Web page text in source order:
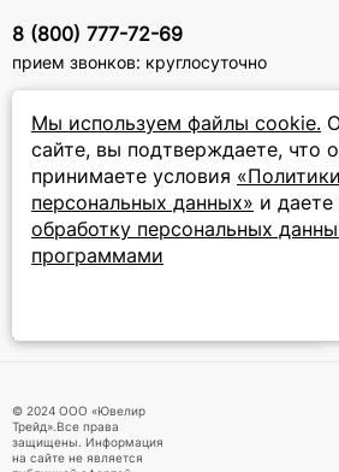
Мы используем файлы cookie.
сайте, вы подтверждаете, что
принимаете условия
персональных данных» и даете
обработку персональных
программами
8 (800) 777-72-69
прием звонков: круглосуточно
ПОДПИСКА НА РАССЫЛКУ
Подписываясь на рассылку, вы
обработки персональных данных и даёте
обработку
ПРИНИМАЕМ К ОПЛАТЕ
© 2024 ООО «Ювелир
Трейд».Все права
защищены. Информация
на сайте не является